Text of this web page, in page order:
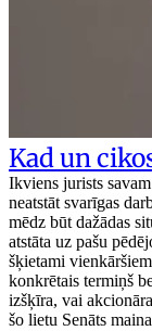
Kad un
Ikviens jurists
neatstāt svarīgas
mēdz būt dažādas
atstāta uz pašu
šķietami
konkrētais termiņš
izšķīra, vai
šo lietu Senāts